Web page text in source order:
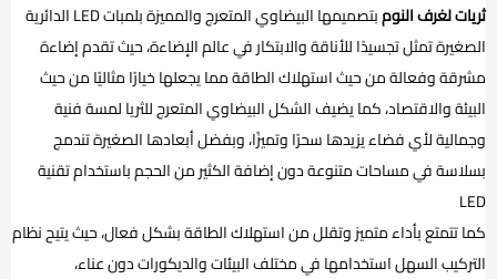
ثريات لغرف النوم
بتصميمها البيضاوي المتعرج والمميزة بلمبات LED الدائرية
الصغيرة تمثل تجسيدًا للأناقة والابتكار في عالم الإضاءة، حيث تقدم إضاءة
مشرقة وفعالة من حيث استهلاك الطاقة مما يجعلها خيارًا مثاليًا من حيث
البيئة والاقتصاد، كما يضيف الشكل البيضاوي المتعرج للثريا لمسة فنية
وجمالية لأي فضاء يزيدها سحرًا وتميزًا، وبفضل أبعادها الصغيرة تندمج
بسلاسة في مساحات متنوعة دون إضافة الكثير من الحجم باستخدام تقنية
LED
كما تتمتع بأداء متميز وتقلل من استهلاك الطاقة بشكل فعال، حيث يتيح نظام
التركيب السهل استخدامها في مختلف البيئات والديكورات دون عناء،